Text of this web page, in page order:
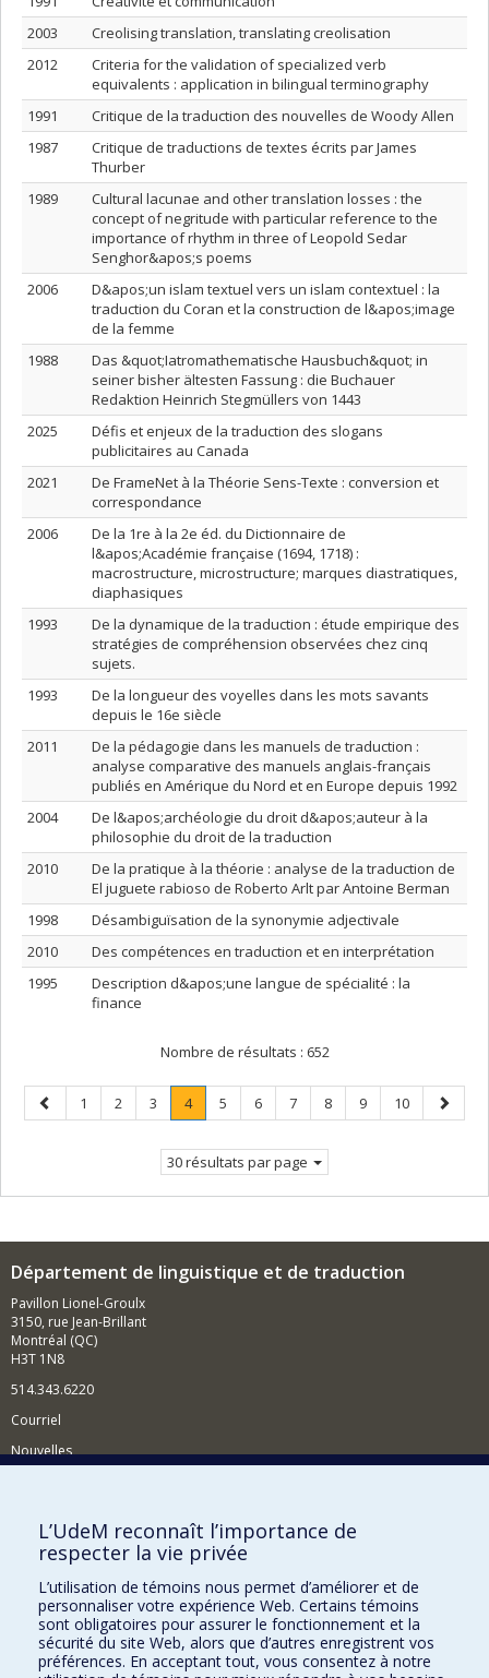
2003
Creolising translation, translating creolisation
2012
Criteria for the validation of specialized verb
equivalents : application in bilingual terminography
1991
Critique de la traduction des nouvelles de Woody Allen
1987
Critique de traductions de textes écrits par James
Thurber
1989
Cultural lacunae and other translation losses : the
concept of negritude with particular reference to the
importance of rhythm in three of Leopold Sedar
Senghor&apos;s poems
2006
D&apos;un islam textuel vers un islam contextuel : la
traduction du Coran et la construction de l&apos;image
de la femme
1988
Das &quot;Iatromathematische Hausbuch&quot; in
seiner bisher ältesten Fassung : die Buchauer
Redaktion Heinrich Stegmüllers von 1443
2025
Défis et enjeux de la traduction des slogans
publicitaires au Canada
2021
De FrameNet à la Théorie Sens-Texte : conversion et
correspondance
2006
De la 1re à la 2e éd. du Dictionnaire de
l&apos;Académie française (1694, 1718) :
macrostructure, microstructure; marques diastratiques,
diaphasiques
1993
De la dynamique de la traduction : étude empirique des
stratégies de compréhension observées chez cinq
sujets.
1993
De la longueur des voyelles dans les mots savants
depuis le 16e siècle
2011
De la pédagogie dans les manuels de traduction :
analyse comparative des manuels anglais-français
publiés en Amérique du Nord et en Europe depuis 1992
2004
De l&apos;archéologie du droit d&apos;auteur à la
philosophie du droit de la traduction
2010
De la pratique à la théorie : analyse de la traduction de
El juguete rabioso de Roberto Arlt par Antoine Berman
1998
Désambiguïsation de la synonymie adjectivale
2010
Des compétences en traduction et en interprétation
1995
Description d&apos;une langue de spécialité : la
finance
Nombre de résultats : 652
Page
précédente
Page
1 Page
2 Page
3 Page
4.
Page
Page
5 Page
6 Page
7 Page
8 Page
9 Page
10
Page
30 résultats par page
Département de linguistique et de traduction
Pavillon Lionel-Groulx
3150, rue Jean-Brillant
Montréal (QC)
H3T 1N8
514.343.6220
Courriel
Nouvelles
Comment soutenir le Département?
BESOIN D'AIDE?
Plan du site
Signaler une erreur
Accessibilité
L’UdeM reconnaît l’importance de
respecter la vie privée
L’utilisation de témoins nous permet d’améliorer et de
personnaliser votre expérience Web. Certains témoins
sont obligatoires pour assurer le fonctionnement et la
sécurité du site Web, alors que d’autres enregistrent vos
préférences. En acceptant tout, vous consentez à notre